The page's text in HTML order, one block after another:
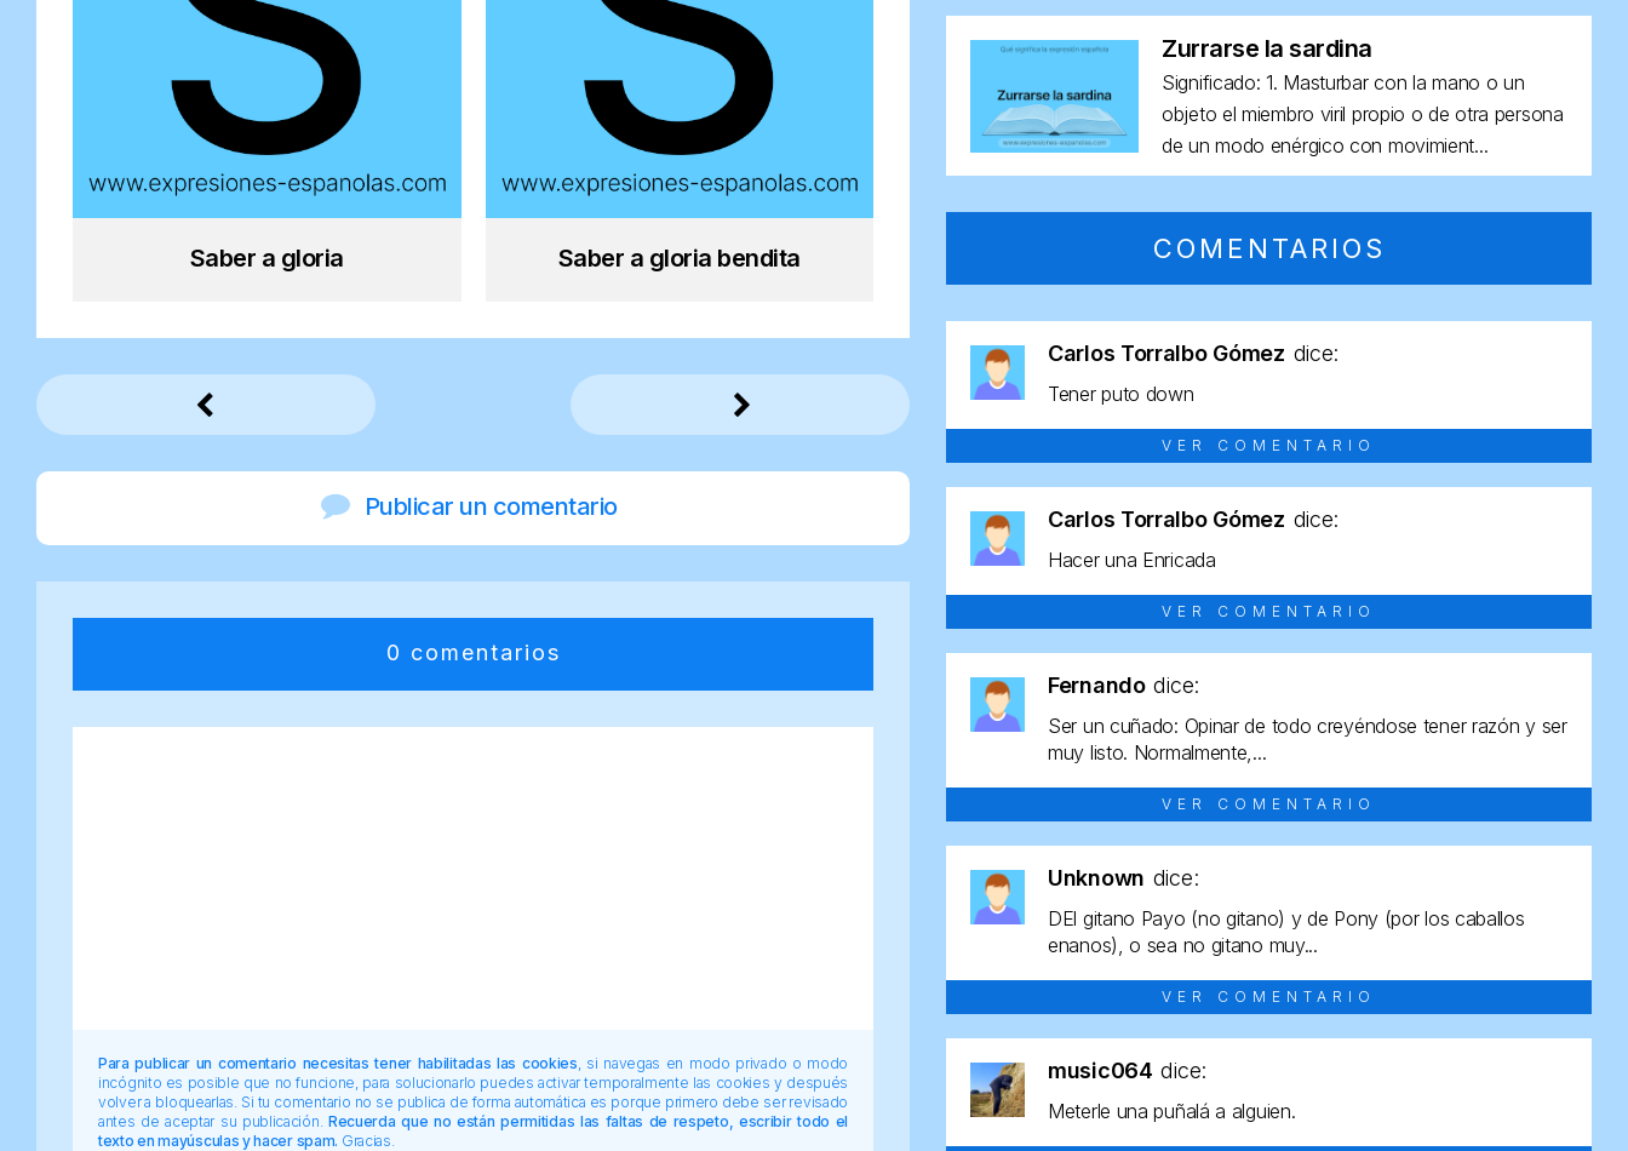
Saber a gloria Saber a gloria bendita
Publicar un comentario
0 comentarios
Para publicar un comentario necesitas tener habilitadas las cookies , si navegas en modo privado o modo
incógnito es posible que no funcione, para solucionarlo puedes activar temporalmente las cookies y después
volver a bloquearlas. Si tu comentario no se publica de forma automática es porque primero debe ser revisado
antes de aceptar su publicación. Recuerda que no están permitidas las faltas de respeto, escribir todo el
texto en mayúsculas y hacer spam. Gracias.
Zurrarse la sardina
Significado: 1. Masturbar con la mano o un
objeto el miembro viril propio o de otra persona
de un modo enérgico con movimient...
COMENTARIOS
Carlos Torralbo Gómez dice:
Tener puto down
VER COMENTARIO
Carlos Torralbo Gómez dice:
Hacer una Enricada
VER COMENTARIO
Fernando dice:
Ser un cuñado: Opinar de todo creyéndose tener razón y ser
muy listo. Normalmente,...
VER COMENTARIO
Unknown dice:
DEl gitano Payo (no gitano) y de Pony (por los caballos
enanos), o sea no gitano muy...
VER COMENTARIO
music064 dice:
Meterle una puñalá a alguien.